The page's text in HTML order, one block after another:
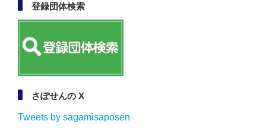
登録団体検索
さぽせんの X
Tweets by sagamisaposen